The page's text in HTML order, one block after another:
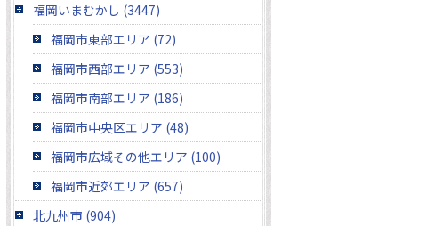
福岡いまむかし (3447)
福岡市東部エリア (72)
福岡市西部エリア (553)
福岡市南部エリア (186)
福岡市中央区エリア (48)
福岡市広域その他エリア (100)
福岡市近郊エリア (657)
北九州市 (904)